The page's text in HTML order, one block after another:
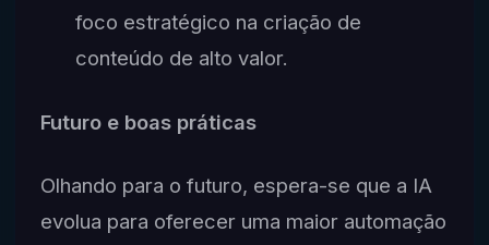
foco estratégico na criação de
conteúdo de alto valor.
Futuro e boas práticas
Olhando para o futuro, espera-se que a IA
evolua para oferecer uma maior automação